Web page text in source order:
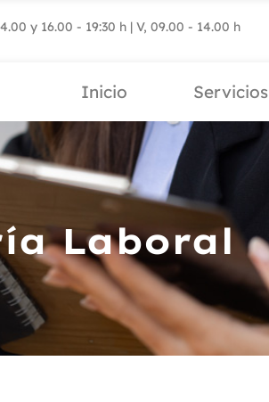
y 16.00 - 19:30 h | V, 09.00 - 14.00 h
Inicio Servicios
Laboral